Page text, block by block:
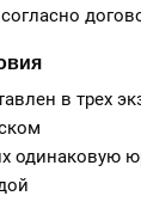
в трех
одинаковую